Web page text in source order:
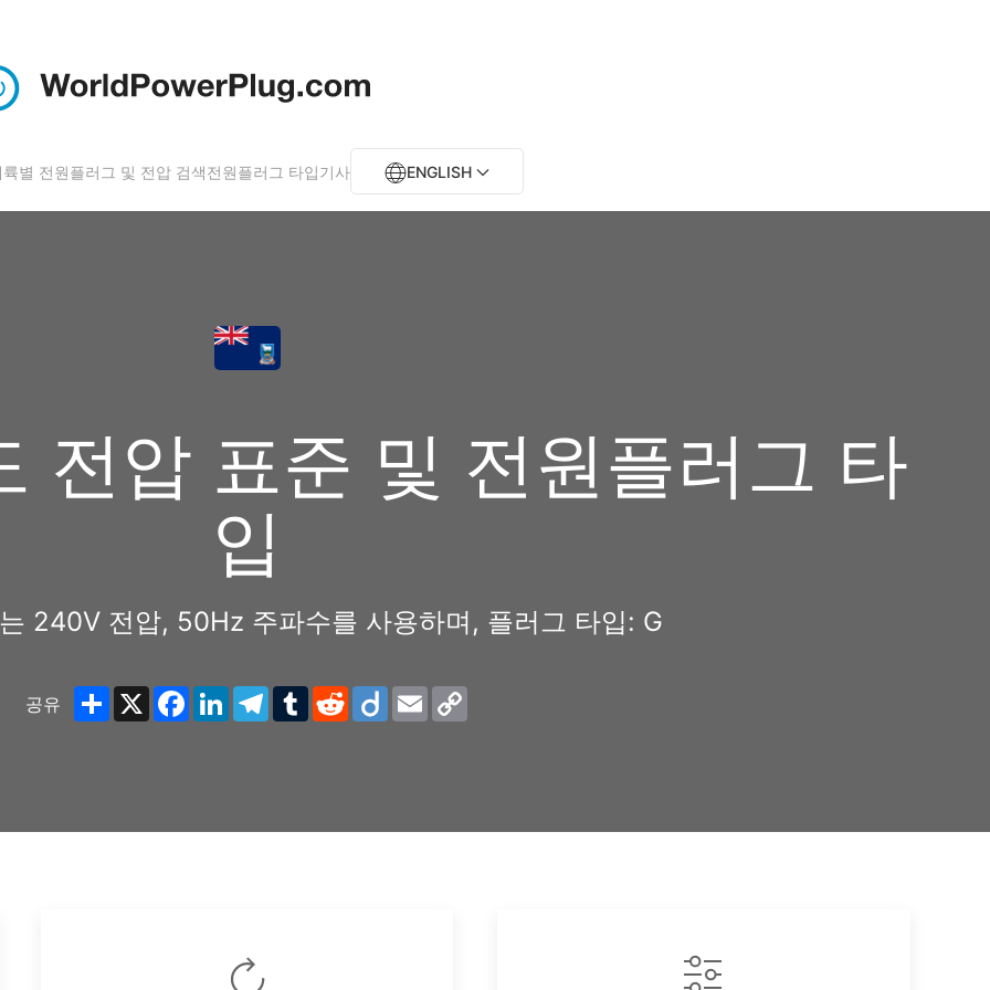
륙별 전원플러그 및 전압 검색전원플러그 타입기사 ENGLISH
전압 표준 및 전원플러그 타
입
240V 전압, 50Hz 주파수를 사용하며, 플러그 타입: G
공유 ShareX Facebook
LinkedInTelegram
TumblrRedditDiigo Email